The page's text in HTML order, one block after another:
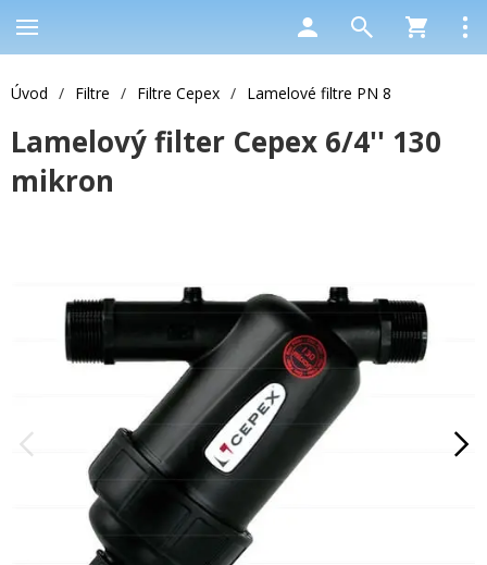
Úvod / Filtre / Filtre Cepex / Lamelové filtre PN 8
Lamelový filter Cepex 6/4'' 130
mikron